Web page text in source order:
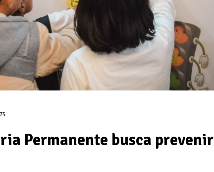
Permanente busca prevenir